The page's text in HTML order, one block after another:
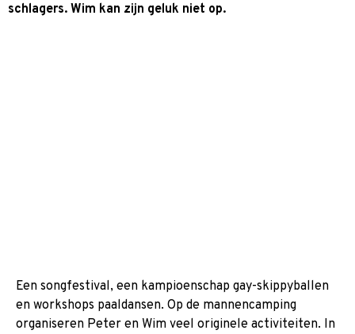
schlagers. Wim kan zijn geluk niet op.
Een songfestival, een kampioenschap gay-skippyballen
en workshops paaldansen. Op de mannencamping
organiseren Peter en Wim veel originele activiteiten. In